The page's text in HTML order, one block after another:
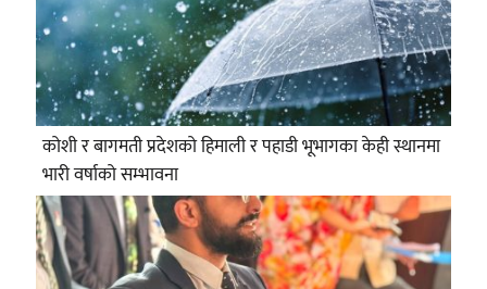
कोशी र बागमती प्रदेशको हिमाली र पहाडी भूभागका केही स्थानमा
भारी वर्षाको सम्भावना